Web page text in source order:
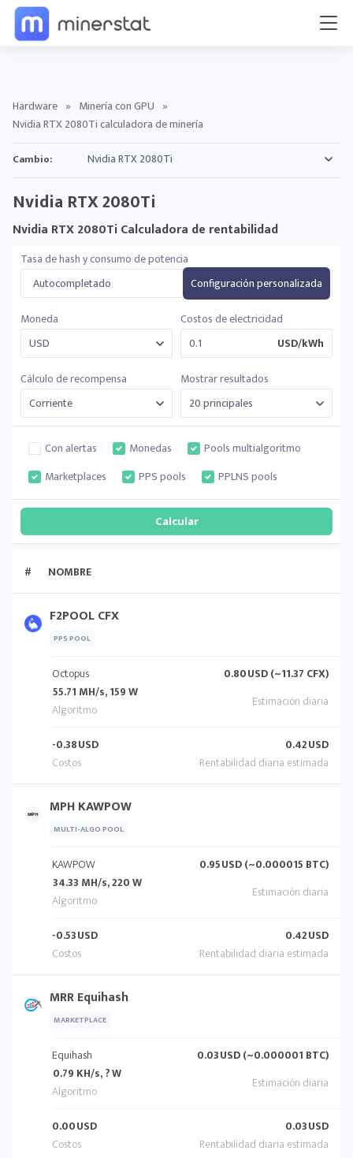
Hardware » Minería con GPU »
Nvidia RTX 2080Ti calculadora de minería
Cambio:
Nvidia RTX 2080Ti
Nvidia RTX 2080Ti Calculadora de rentabilidad
Tasa de hash y consumo de potencia
Autocompletado
Configuración personalizada
Moneda
Costos de electricidad
USD/kWh
Cálculo de recompensa
Mostrar resultados
Con alertas Monedas
Pools multialgoritmo
Marketplaces
PPS pools PPLNS pools
# NOMBRE
F2POOL CFX
PPS POOL
Octopus
55.71 MH/s, 159 W
0.80USD (~11.37 CFX)
-0.38USD 0.42USD
MPH KAWPOW
MULTI-ALGO POOL
KAWPOW
34.33 MH/s, 220 W
0.95USD (~0.000015 BTC)
-0.53USD 0.42USD
MRR Equihash
MARKETPLACE
Equihash
0.79 KH/s, ? W
0.03USD (~0.000001 BTC)
0.00USD 0.03USD